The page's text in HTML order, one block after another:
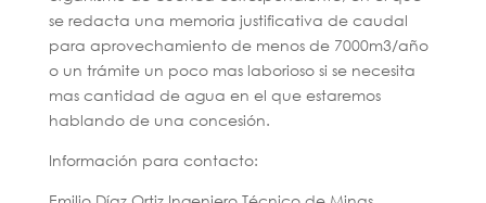
se redacta una memoria justificativa de caudal
para aprovechamiento de menos de 7000m3/año
o un trámite un poco mas laborioso si se necesita
mas cantidad de agua en el que estaremos
hablando de una concesión.
Información para contacto: